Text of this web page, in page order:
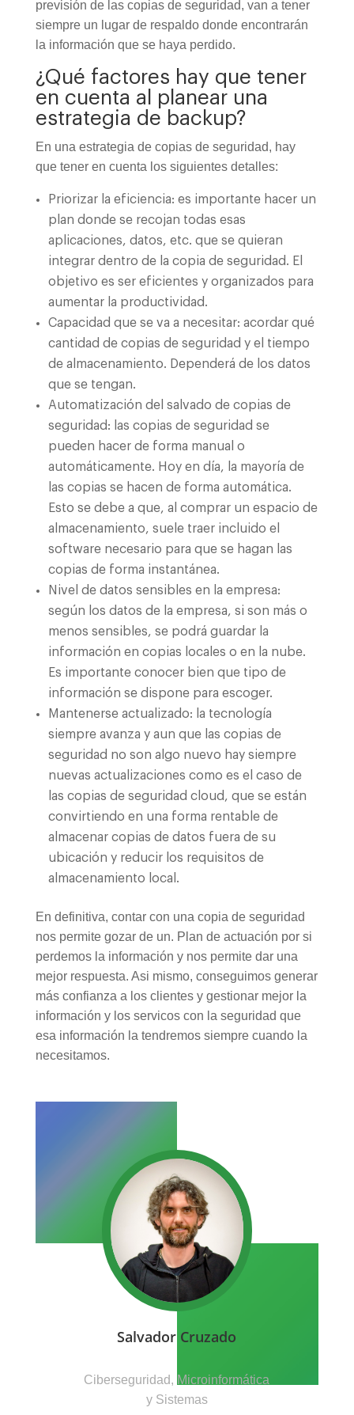
previsión de las copias de seguridad, van a tener
siempre un lugar de respaldo donde encontrarán
la información que se haya perdido.
¿Qué factores hay que tener
en cuenta al planear una
estrategia de backup?
En una estrategia de copias de seguridad, hay
que tener en cuenta los siguientes detalles:
Priorizar la eficiencia: es importante hacer un
plan donde se recojan todas esas
aplicaciones, datos, etc. que se quieran
integrar dentro de la copia de seguridad. El
objetivo es ser eficientes y organizados para
aumentar la productividad.
Capacidad que se va a necesitar: acordar qué
cantidad de copias de seguridad y el tiempo
de almacenamiento. Dependerá de los datos
que se tengan.
Automatización del salvado de copias de
seguridad: las copias de seguridad se
pueden hacer de forma manual o
automáticamente. Hoy en día, la mayoría de
las copias se hacen de forma automática.
Esto se debe a que, al comprar un espacio de
almacenamiento, suele traer incluido el
software necesario para que se hagan las
copias de forma instantánea.
Nivel de datos sensibles en la empresa:
según los datos de la empresa, si son más o
menos sensibles, se podrá guardar la
información en copias locales o en la nube.
Es importante conocer bien que tipo de
información se dispone para escoger.
Mantenerse actualizado: la tecnología
siempre avanza y aun que las copias de
seguridad no son algo nuevo hay siempre
nuevas actualizaciones como es el caso de
las copias de seguridad cloud, que se están
convirtiendo en una forma rentable de
almacenar copias de datos fuera de su
ubicación y reducir los requisitos de
almacenamiento local.
En definitiva, contar con una copia de seguridad
nos permite gozar de un. Plan de actuación por si
perdemos la información y nos permite dar una
mejor respuesta. Asi mismo, conseguimos generar
más confianza a los clientes y gestionar mejor la
información y los servicos con la seguridad que
esa información la tendremos siempre cuando la
necesitamos.
Salvador Cruzado
Ciberseguridad, Microinformática
y Sistemas